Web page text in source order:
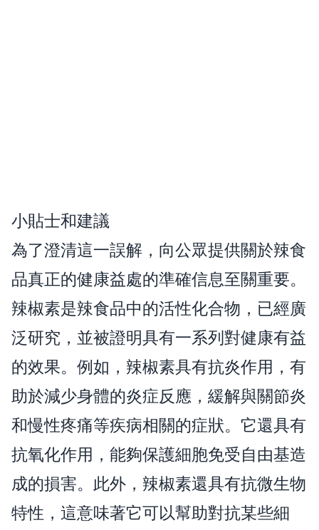
小貼士和建議
為了澄清這一誤解，向公眾提供關於辣食
品真正的健康益處的準確信息至關重要。
辣椒素是辣食品中的活性化合物，已經廣
泛研究，並被證明具有一系列對健康有益
的效果。例如，辣椒素具有抗炎作用，有
助於減少身體的炎症反應，緩解與關節炎
和慢性疼痛等疾病相關的症狀。它還具有
抗氧化作用，能夠保護細胞免受自由基造
成的損害。此外，辣椒素還具有抗微生物
特性，這意味著它可以幫助對抗某些細